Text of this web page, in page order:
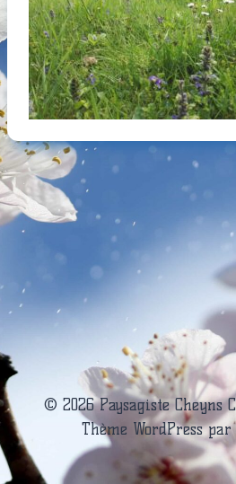
© 2026 Paysagiste Cheyns
Thème WordPress par